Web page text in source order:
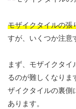
モザイクタイルの張
すが、いくつか注意
まず、モザイクタ
るのが難しくなりま
ザイクタイルの裏側
あります。